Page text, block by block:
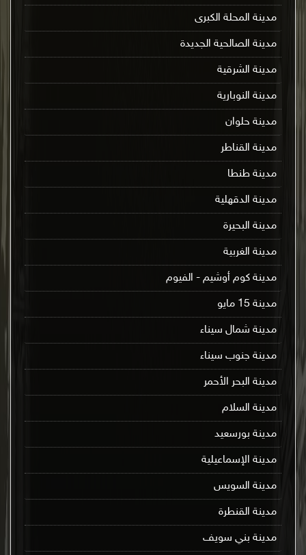
مدينة المحلة الكبرى
مدينة الصالحية الجديدة
مدينة الشرقية
مدينة النوبارية
مدينة حلوان
مدينة القناطر
مدينة طنطا
مدينة الدقهلية
مدينة البحيرة
مدينة الغربية
مدينة كوم أوشيم - الفيوم
مدينة 15 مايو
مدينة شمال سيناء
مدينة جنوب سيناء
مدينة البحر الأحمر
مدينة السلام
مدينة بورسعيد
مدينة الإسماعيلية
مدينة السويس
مدينة القنطرة
مدينة بني سويف